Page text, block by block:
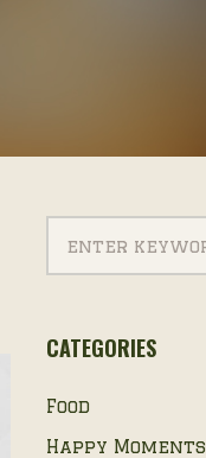
CATEGORIES
Food
Happy Moments